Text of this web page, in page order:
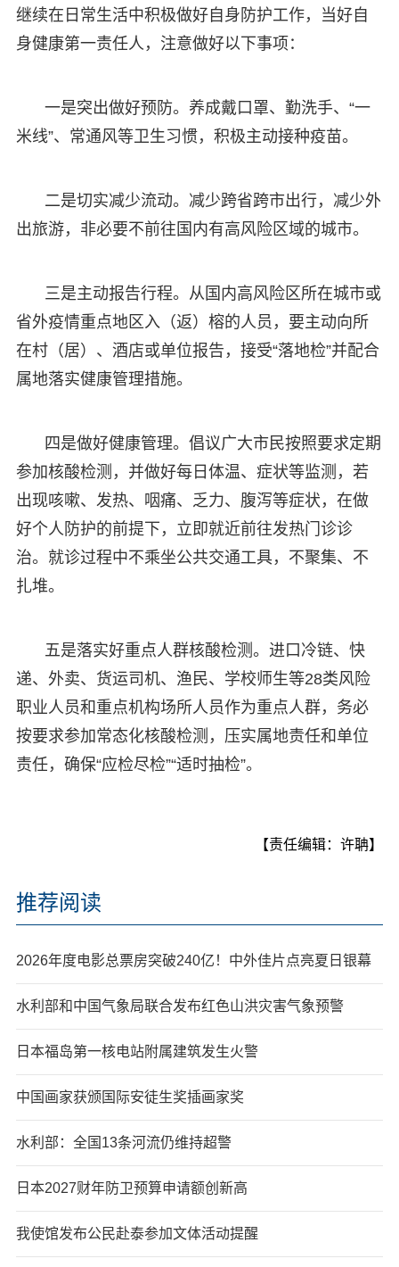
继续在日常生活中积极做好自身防护工作，当好自
身健康第一责任人，注意做好以下事项：
一是突出做好预防。养成戴口罩、勤洗手、“一
米线”、常通风等卫生习惯，积极主动接种疫苗。
二是切实减少流动。减少跨省跨市出行，减少外
出旅游，非必要不前往国内有高风险区域的城市。
三是主动报告行程。从国内高风险区所在城市或
省外疫情重点地区入（返）榕的人员，要主动向所
在村（居）、酒店或单位报告，接受“落地检”并配合
属地落实健康管理措施。
四是做好健康管理。倡议广大市民按照要求定期
参加核酸检测，并做好每日体温、症状等监测，若
出现咳嗽、发热、咽痛、乏力、腹泻等症状，在做
好个人防护的前提下，立即就近前往发热门诊诊
治。就诊过程中不乘坐公共交通工具，不聚集、不
扎堆。
五是落实好重点人群核酸检测。进口冷链、快
递、外卖、货运司机、渔民、学校师生等28类风险
职业人员和重点机构场所人员作为重点人群，务必
按要求参加常态化核酸检测，压实属地责任和单位
责任，确保“应检尽检”“适时抽检”。
【责任编辑：许聃】
推荐阅读
2026年度电影总票房突破240亿！中外佳片点亮夏日银幕
水利部和中国气象局联合发布红色山洪灾害气象预警
日本福岛第一核电站附属建筑发生火警
中国画家获颁国际安徒生奖插画家奖
水利部：全国13条河流仍维持超警
日本2027财年防卫预算申请额创新高
我使馆发布公民赴泰参加文体活动提醒